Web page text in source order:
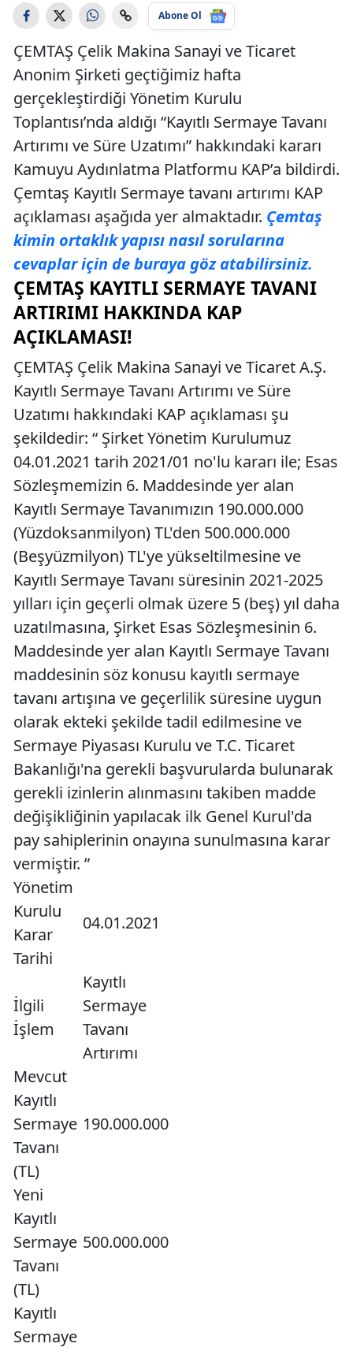
Abone Ol
ÇEMTAŞ Çelik Makina Sanayi ve Ticaret
Anonim Şirketi geçtiğimiz hafta
gerçekleştirdiği Yönetim Kurulu
Toplantısı’nda aldığı “Kayıtlı Sermaye Tavanı
Artırımı ve Süre Uzatımı” hakkındaki kararı
Kamuyu Aydınlatma Platformu KAP’a bildirdi.
Çemtaş Kayıtlı Sermaye tavanı artırımı KAP
açıklaması aşağıda yer almaktadır. Çemtaş
kimin ortaklık yapısı nasıl sorularına
cevaplar için de buraya göz atabilirsiniz.
ÇEMTAŞ KAYITLI SERMAYE TAVANI
ARTIRIMI HAKKINDA KAP
AÇIKLAMASI!
ÇEMTAŞ Çelik Makina Sanayi ve Ticaret A.Ş.
Kayıtlı Sermaye Tavanı Artırımı ve Süre
Uzatımı hakkındaki KAP açıklaması şu
şekildedir: “ Şirket Yönetim Kurulumuz
04.01.2021 tarih 2021/01 no'lu kararı ile; Esas
Sözleşmemizin 6. Maddesinde yer alan
Kayıtlı Sermaye Tavanımızın 190.000.000
(Yüzdoksanmilyon) TL'den 500.000.000
(Beşyüzmilyon) TL'ye yükseltilmesine ve
Kayıtlı Sermaye Tavanı süresinin 2021-2025
yılları için geçerli olmak üzere 5 (beş) yıl daha
uzatılmasına, Şirket Esas Sözleşmesinin 6.
Maddesinde yer alan Kayıtlı Sermaye Tavanı
maddesinin söz konusu kayıtlı sermaye
tavanı artışına ve geçerlilik süresine uygun
olarak ekteki şekilde tadil edilmesine ve
Sermaye Piyasası Kurulu ve T.C. Ticaret
Bakanlığı'na gerekli başvurularda bulunarak
gerekli izinlerin alınmasını takiben madde
değişikliğinin yapılacak ilk Genel Kurul'da
pay sahiplerinin onayına sunulmasına karar
vermiştir. ”
Yönetim
Kurulu
Karar
Tarihi
04.01.2021
İlgili
İşlem
Kayıtlı
Sermaye
Tavanı
Artırımı
Mevcut
Kayıtlı
Sermaye
Tavanı
(TL)
190.000.000
Yeni
Kayıtlı
Sermaye
Tavanı
(TL)
500.000.000
Kayıtlı
Sermaye